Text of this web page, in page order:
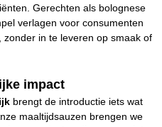
Gerechten als bolognese
verlagen voor consumenten
in te leveren op smaak of
impact
brengt de introductie iets wat
maaltijdsauzen brengen we